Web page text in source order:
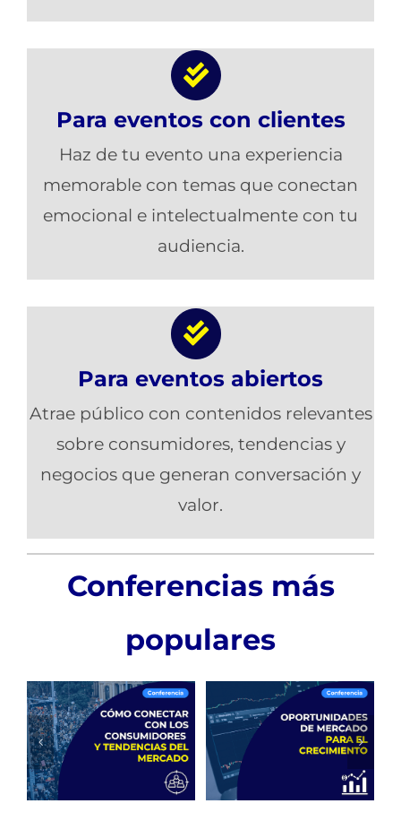
Para eventos con clientes
Haz de tu evento una experiencia
memorable con temas que conectan
emocional e intelectualmente con tu
audiencia.
Para eventos abiertos
Atrae público con contenidos relevantes
sobre consumidores, tendencias y
negocios que generan conversación y
valor.
Conferencias más
populares